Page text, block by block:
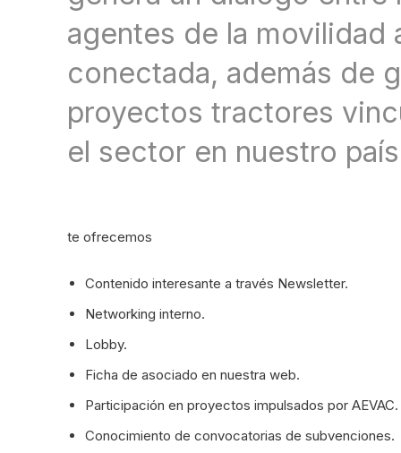
agentes de la movilidad
conectada, además de
proyectos tractores
el sector en nuestro
te ofrecemos
Contenido interesante a través Newsletter.
Networking interno.
Lobby.
Ficha de asociado en nuestra web.
Participación en proyectos impulsados por AEVAC.
Conocimiento de convocatorias de subvenciones.